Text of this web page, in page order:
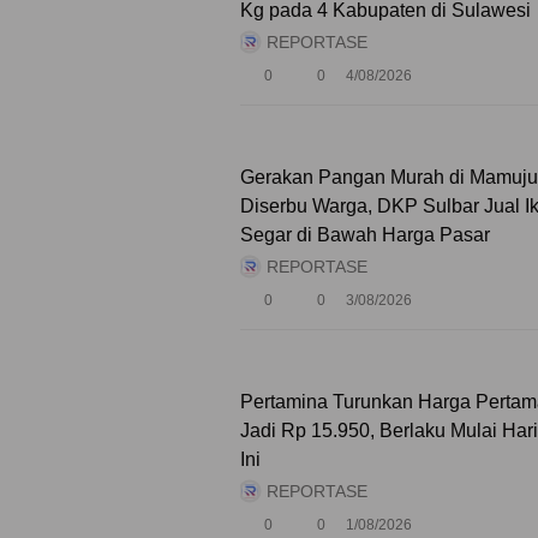
Kg pada 4 Kabupaten di Sulawesi
REPORTASE
0 0 4/08/2026
Gerakan Pangan Murah di Mamuju
Diserbu Warga, DKP Sulbar Jual
Segar di Bawah Harga Pasar
REPORTASE
0 0 3/08/2026
Pertamina Turunkan Harga
Jadi Rp 15.950, Berlaku Mulai Hari
Ini
REPORTASE
0 0 1/08/2026